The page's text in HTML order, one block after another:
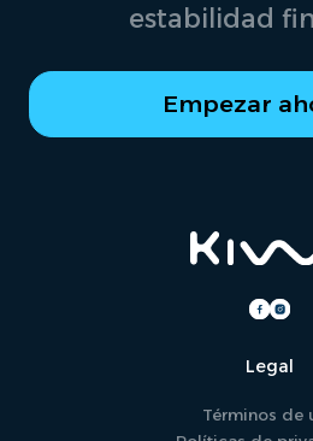
estabilidad
Empezar
Legal
Términos de